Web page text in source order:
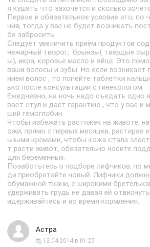
я кушать что захочется и сколько
Первое и обязательное условие это, по
ния, тогда у вас не будет возникать
бя забросить.
Следует увеличить приём продуктов
нежирный творог, брынзы( твердые
ы), икра, коровье масло и яйца. Это
ваши волосы и зубы. Но если возникает
нием волос , то попейте таблетки
ько после консультации с гинекологом.
Ежедневно, на ночь надо съедать одно
вает стул и даёт гарантию , что у вас и
ший гемоглобин.
Чтобы избежать растяжек на животе,
ожи, прямо с первых месяцев, растирая
ьными кремами, чтобы кожа стала
т расти живот, обязательно носите
для беременных.
Позаботьтесь о подборе лифчиков, по
ди приобретайте новый. Лифчики
обумажной ткани, с широкими
удерживать грудь не давая ей
идерживайтесь и во время кормления.
Астра
12.04.2014 в 01:25